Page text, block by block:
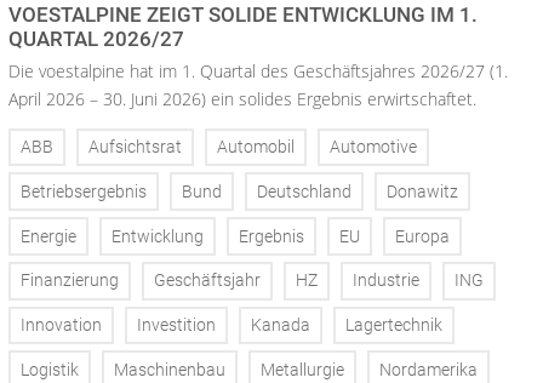
VOESTALPINE ZEIGT SOLIDE ENTWICKLUNG IM 1.
QUARTAL 2026/27
Die voestalpine hat im 1. Quartal des Geschäftsjahres 2026/27 (1.
April 2026 – 30. Juni 2026) ein solides Ergebnis erwirtschaftet.
ABB Aufsichtsrat Automobil Automotive
Betriebsergebnis Bund Deutschland Donawitz
Energie Entwicklung Ergebnis EU Europa
Finanzierung Geschäftsjahr HZ Industrie ING
Innovation Investition Kanada Lagertechnik
Logistik Maschinenbau Metallurgie Nordamerika